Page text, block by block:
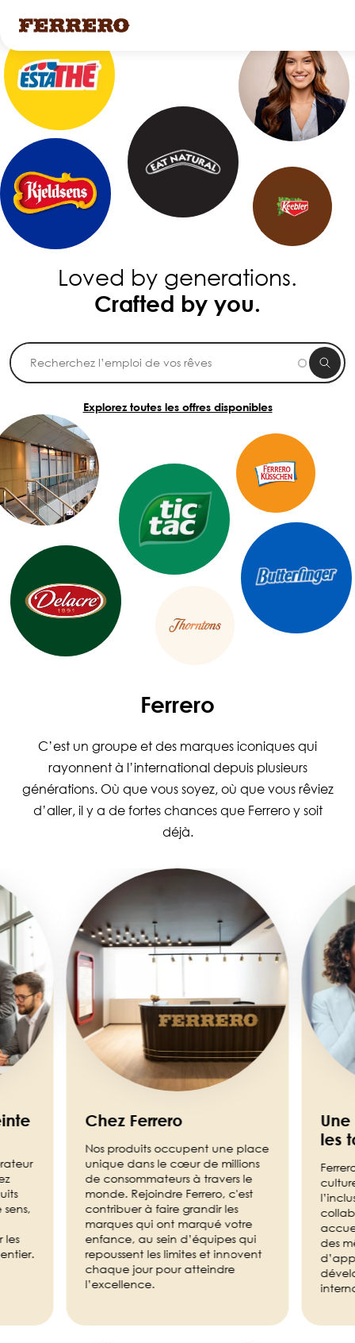
Skip
to
main
content
Loved by generations.
Crafted by you.
Explorez toutes les offres disponibles
Ferrero
C’est un groupe et des marques iconiques qui
rayonnent à l’international depuis plusieurs
générations. Où que vous soyez, où que vous rêviez
d’aller, il y a de fortes chances que Ferrero y soit
déjà.
les
Chez Ferrero
Nos produits occupent une place
unique dans le cœur de millions
de consommateurs à travers le
monde. Rejoindre Ferrero, c'est
contribuer à faire grandir les
marques qui ont marqué votre
enfance, au sein d’équipes qui
repoussent les limites et innovent
chaque jour pour atteindre
l’excellence.
les
des